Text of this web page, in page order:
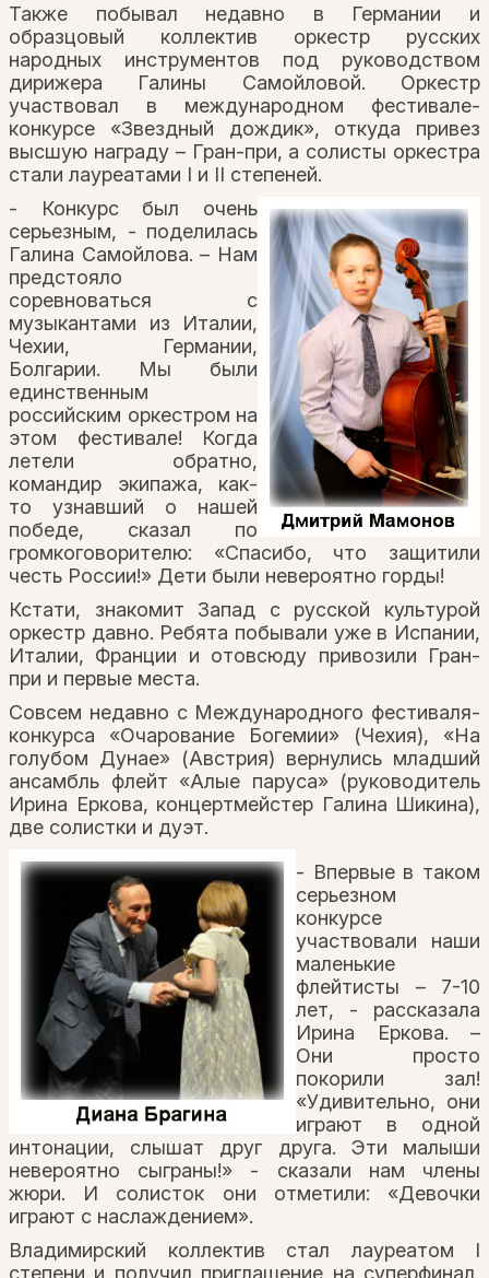
Также побывал недавно в Германии и
образцовый коллектив оркестр русских
народных инструментов под руководством
дирижера Галины Самойловой. Оркестр
участвовал в международном фестивале-
конкурсе «Звездный дождик», откуда привез
высшую награду – Гран-при, а солисты оркестра
стали лауреатами I и II степеней.
- Конкурс был очень
серьезным, - поделилась
Галина Самойлова. – Нам
предстояло
соревноваться с
музыкантами из Италии,
Чехии, Германии,
Болгарии. Мы были
единственным
российским оркестром на
этом фестивале! Когда
летели обратно,
командир экипажа, как-
то узнавший о нашей
победе, сказал по
громкоговорителю: «Спасибо, что защитили
честь России!» Дети были невероятно горды!
Кстати, знакомит Запад с русской культурой
оркестр давно. Ребята побывали уже в Испании,
Италии, Франции и отовсюду привозили Гран-
при и первые места.
Совсем недавно с Международного фестиваля-
конкурса «Очарование Богемии» (Чехия), «На
голубом Дунае» (Австрия) вернулись младший
ансамбль флейт «Алые паруса» (руководитель
Ирина Еркова, концертмейстер Галина Шикина),
две солистки и дуэт.
- Впервые в таком
серьезном
конкурсе
участвовали наши
маленькие
флейтисты – 7-10
лет, - рассказала
Ирина Еркова. –
Они просто
покорили зал!
«Удивительно, они
играют в одной
интонации, слышат друг друга. Эти малыши
невероятно сыграны!» - сказали нам члены
жюри. И солисток они отметили: «Девочки
играют с наслаждением».
Владимирский коллектив стал лауреатом I
степени и получил приглашение на суперфинал,